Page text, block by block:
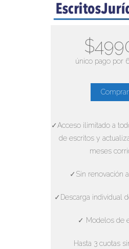
único pago por
Comprar
✓Acceso ilimitado a
de escritos y
meses
✓Sin renovación
✓Descarga individual
✓ Modelos de
Hasta 3 cuotas